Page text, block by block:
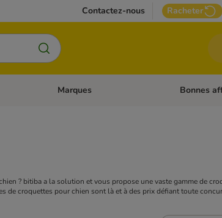
Contactez-nous Racheter
Dérouler les catégories: Aliments médicalisés
Marques Dérouler les
Bonnes
? bitiba a la solution et vous propose une vaste gamme de
de croquettes pour chien sont là et à des prix défiant toute